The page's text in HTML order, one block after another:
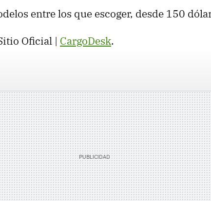
entre los que escoger, desde 150
Oficial | CargoDesk.